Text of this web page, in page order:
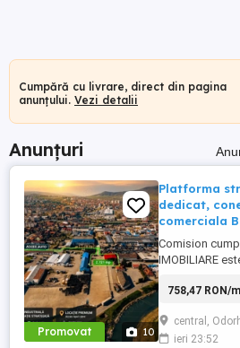
Cumpără cu livrare, direct din pagina
anunțului. Vezi detalii
Anunțuri
Promovat 10
Platforma
dedicat,
comerciala
Comision
IMOBILIARE
acces dedicat,
pozitionare
- comercial
758,47 RON/m
central,
ieri 23:52